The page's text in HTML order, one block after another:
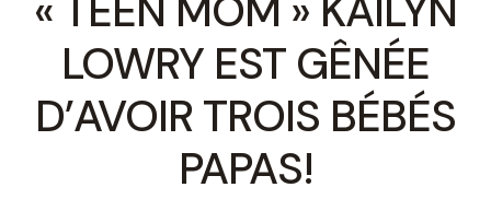
LOWRY EST GÊNÉE
D’AVOIR TROIS BÉBÉS
PAPAS!